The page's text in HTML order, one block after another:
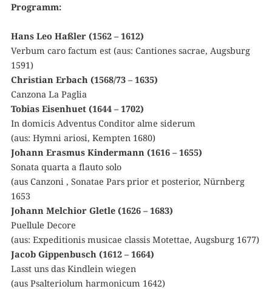
Programm:
Hans Leo Haßler (1562 – 1612)
Verbum caro factum est (aus: Cantiones sacrae, Augsburg
1591)
Christian Erbach (1568/73 – 1635)
Canzona La Paglia
Tobias Eisenhuet (1644 – 1702)
In domicis Adventus Conditor alme siderum
(aus: Hymni ariosi, Kempten 1680)
Johann Erasmus Kindermann (1616 – 1655)
Sonata quarta a flauto solo
(aus Canzoni , Sonatae Pars prior et posterior, Nürnberg
1653
Johann Melchior Gletle (1626 – 1683)
Puellule Decore
(aus: Expeditionis musicae classis Motettae, Augsburg 1677)
Jacob Gippenbusch (1612 – 1664)
Lasst uns das Kindlein wiegen
(aus Psalteriolum harmonicum 1642)